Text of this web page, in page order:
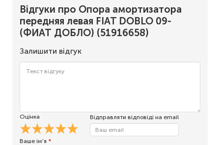
Відгуки про Опора амортизатора
передняя левая FIAT DOBLO 09-
(ФИАТ ДОБЛО) (51916658)
Залишити відгук
Оцінка Відправляти відповіді на email
Ваше ім'я *